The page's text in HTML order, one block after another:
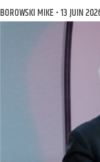
BOROWSKI MIKE 13 JUIN